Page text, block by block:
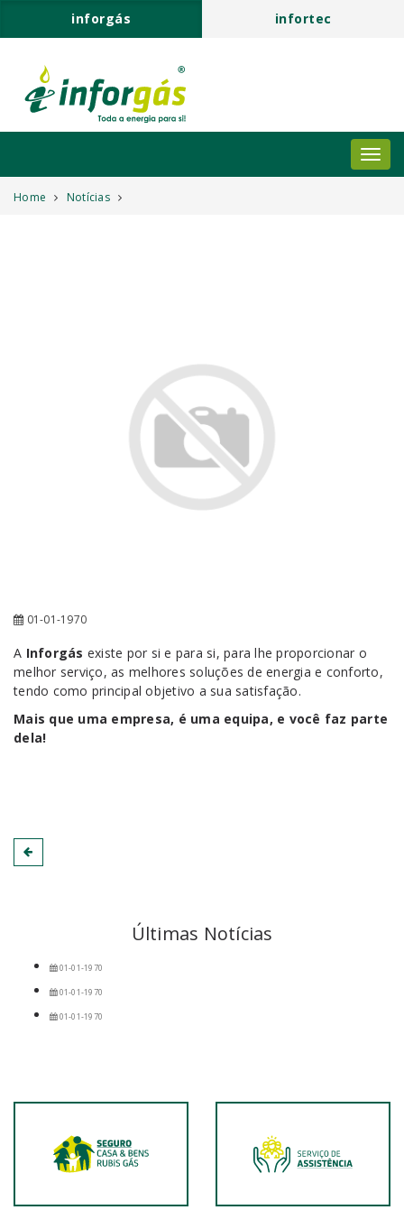
inforgás infortec
Home Notícias
01-01-1970
A Inforgás existe por si e para si, para lhe proporcionar o
melhor serviço, as melhores soluções de energia e conforto,
tendo como principal objetivo a sua satisfação.
Mais que uma empresa, é uma equipa, e você faz parte
dela!
Últimas Notícias
01-01-1970
01-01-1970
01-01-1970